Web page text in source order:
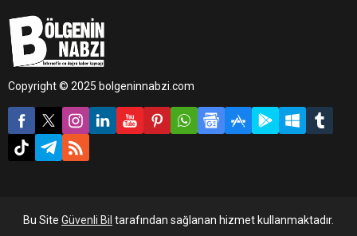
Kırmızı-beyazlı ekip,
Almanya Bundesliga 2
ekiplerinden FC Nürnberg'in
Biron ile anlaşmaya vardı.
Copyright © 2025 bolgeninnabzi.com
Bu Site Güvenli Bil tarafından sağlanan hizmet kullanmaktadır.